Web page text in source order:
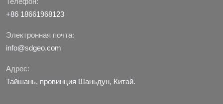
+86 18661968123
Электронная почта:
info@sdgeo.com
Адрес:
Тайшань, провинция Шаньдун, Китай.